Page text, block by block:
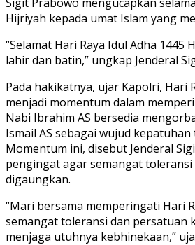
Hijriyah kepada umat Islam yang
“Selamat Hari Raya Idul Adha 1445
lahir dan batin,” ungkap Jenderal
Pada hakikatnya, ujar Kapolri, Hari
menjadi momentum dalam
Nabi Ibrahim AS bersedia
Ismail AS sebagai wujud kepatuhan
Momentum ini, disebut Jenderal
pengingat agar semangat
digaungkan.
“Mari bersama memperingati Hari
semangat toleransi dan persatuan
menjaga utuhnya kebhinekaan,”